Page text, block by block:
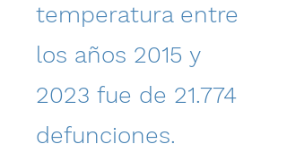
temperatura entre
los años 2015 y
2023 fue de 21.774
defunciones.